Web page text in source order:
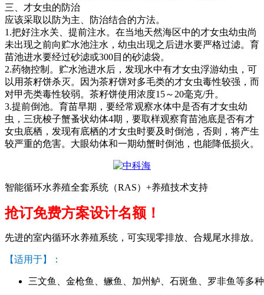
三、才女虫的防治
应该采取以防为主、防治结合的方法。
1.把好注水关、提前注水。在当地天然海区中的才女虫幼虫尚
未出现之前向贮水池注水，幼虫出现之后进水要严格过滤。育
苗池进水要经过砂滤或300目的砂滤袋。
2.药物控制。贮水池进水后，发现水中有才女虫浮游幼虫，可
以用茶籽饼杀灭。因为茶籽饼对多毛类的才女虫毒性较强，而
对甲壳类毒性较弱。茶籽饼使用浓度15～ 20毫克/升。
3.提前倒池。育苗早期，要经常观察水体中是否有才女虫幼
虫，三疣梭子蟹蚤状幼体4期，要取样观察育苗池底是否有才
女虫底栖，发现有底栖的才女虫时要及时倒池，否则，将产生
较严重的危害。大眼幼体和一期幼蟹时倒池，也能降低损火。
智能循环水养殖全套系统（RAS）+养殖技术支持
抢订免费方案设计名额！
先进的室内循环水养殖系统，可实现零排放、合规尾水排放。
【适用于】：
三文鱼、金枪鱼、鳜鱼、加州鲈、石斑鱼、罗非鱼等多